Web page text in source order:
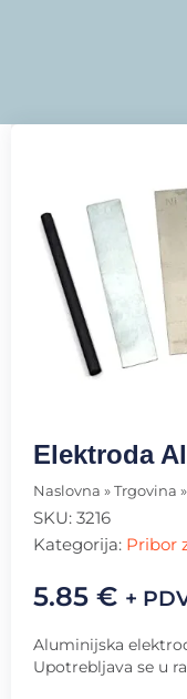
Elektroda
Naslovna » Trgovina »
SKU: 3216
Kategorija: Pribor
5.85 € +
Aluminijska
Upotrebljava se u